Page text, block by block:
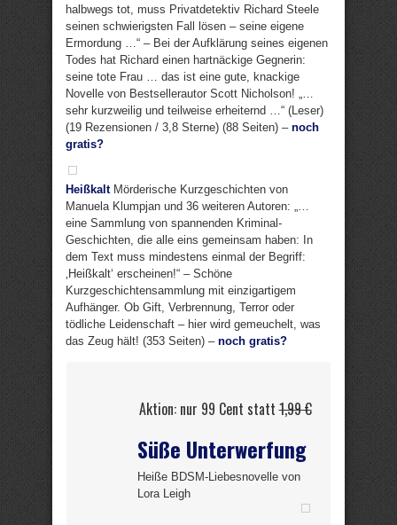
halbwegs tot, muss Privatdetektiv Richard Steele
seinen schwierigsten Fall lösen – seine eigene
Ermordung …“ – Bei der Aufklärung seines eigenen
Todes hat Richard einen hartnäckige Gegnerin:
seine tote Frau … das ist eine gute, knackige
Novelle von Bestsellerautor Scott Nicholson! „…
sehr kurzweilig und teilweise erheiternd …“ (Leser)
(19 Rezensionen / 3,8 Sterne) (88 Seiten) – noch
gratis?
HeißkaltMörderische Kurzgeschichten von
Manuela Klumpjan und 36 weiteren Autoren: „…
eine Sammlung von spannenden Kriminal-
Geschichten, die alle eins gemeinsam haben: In
dem Text muss mindestens einmal der Begriff:
‚Heißkalt‘ erscheinen!“ – Schöne
Kurzgeschichtensammlung mit einzigartigem
Aufhänger. Ob Gift, Verbrennung, Terror oder
tödliche Leidenschaft – hier wird gemeuchelt, was
das Zeug hält! (353 Seiten) – noch gratis?
Aktion: nur 99 Cent statt1,99 €
Süße Unterwerfung
Heiße BDSM-Liebesnovelle von
Lora Leigh